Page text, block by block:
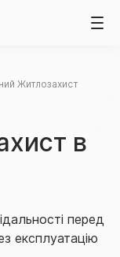
Житлозахист
в
перед
експлуатацію